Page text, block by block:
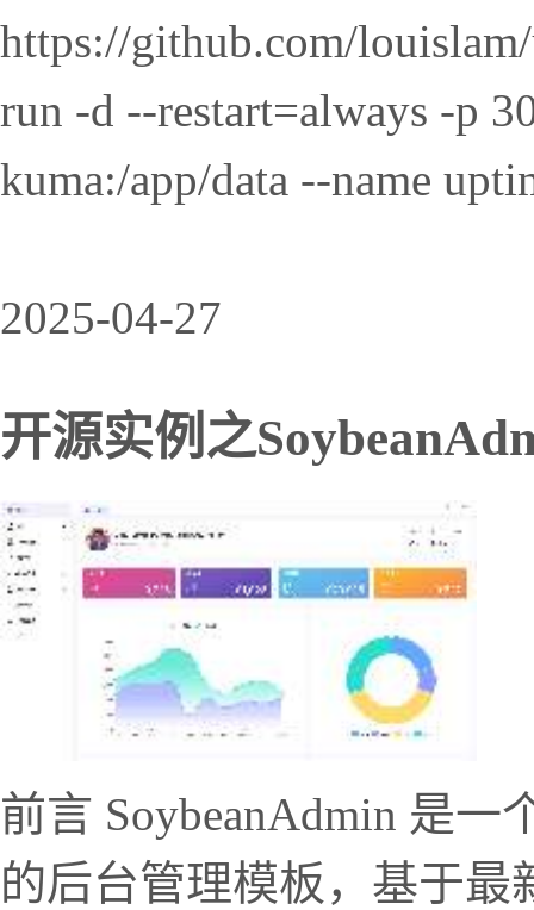
https://github.com/
run -d --restart=always -p
kuma:/app/data --name
2025-04-27
开源实例之
前言 SoybeanAdmin 是
的后台管理模板，基于最